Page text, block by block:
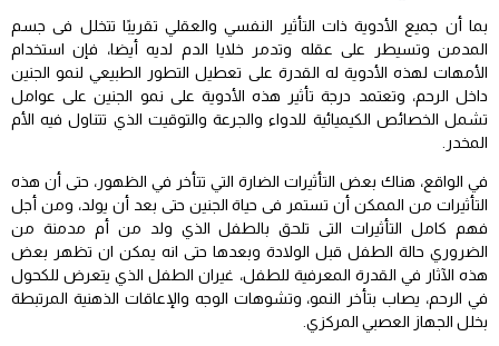
بما أن جميع الأدوية ذات التأثير النفسي والعقلي تقريبًا تتخلل فى جسم
المدمن وتسيطر على عقله وتدمر خلايا الدم لديه أيضا، فإن استخدام
الأمهات لهذه الأدوية له القدرة على تعطيل التطور الطبيعي لنمو الجنين
داخل الرحم، وتعتمد درجة تأثير هذه الأدوية على نمو الجنين على عوامل
تشمل الخصائص الكيميائية للدواء والجرعة والتوقيت الذي تتناول فيه الأم
المخدر.
في الواقع، هناك بعض التأثيرات الضارة التي تتأخر في الظهور، حتى أن هذه
التأثيرات من الممكن أن تستمر فى حياة الجنين حتى بعد أن يولد، ومن أجل
فهم كامل التأثيرات التى تلحق بالطفل الذي ولد من أم مدمنة من
الضروري حالة الطفل قبل الولادة وبعدها حتى انه يمكن ان تظهر بعض
هذه الآثار في القدرة المعرفية للطفل، غيران الطفل الذي يتعرض للكحول
في الرحم، يصاب بتأخر النمو، وتشوهات الوجه والإعاقات الذهنية المرتبطة
بخلل الجهاز العصبي المركزي.